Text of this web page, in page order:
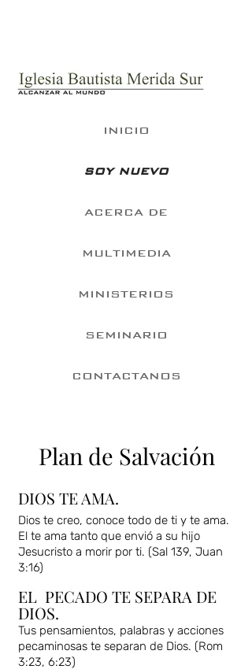
INICIO
SOY NUEVO
ACERCA DE
MULTIMEDIA
MINISTERIOS
SEMINARIO
CONTACTANOS
Plan de Salvación
DIOS TE AMA.
Dios te creo, conoce todo de ti y te ama.
El te ama tanto que envió a su hijo
Jesucristo a morir por ti. (Sal 139, Juan
3:16)
EL PECADO TE SEPARA DE
DIOS.
Tus pensamientos, palabras y acciones
pecaminosas te separan de Dios. (Rom
3:23, 6:23)